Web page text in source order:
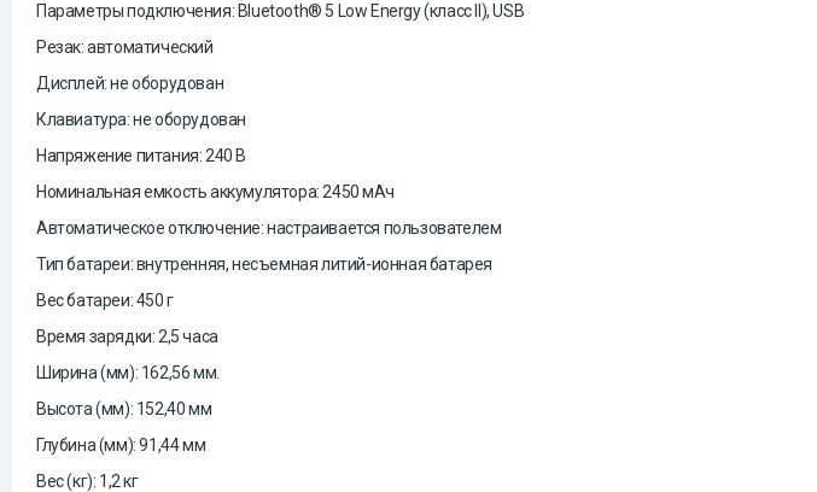
Параметры подключения: Bluetooth® 5 Low Energy (класс II), USB
Резак: автоматический
Дисплей: не оборудован
Клавиатура: не оборудован
Напряжение питания: 240 В
Номинальная емкость аккумулятора: 2450 мАч
Автоматическое отключение: настраивается пользователем
Тип батареи: внутренняя, несъемная литий-ионная батарея
Вес батареи: 450 г
Время зарядки: 2,5 часа
Ширина (мм): 162,56 мм.
Высота (мм): 152,40 мм
Глубина (мм): 91,44 мм
Вес (кг): 1,2 кг